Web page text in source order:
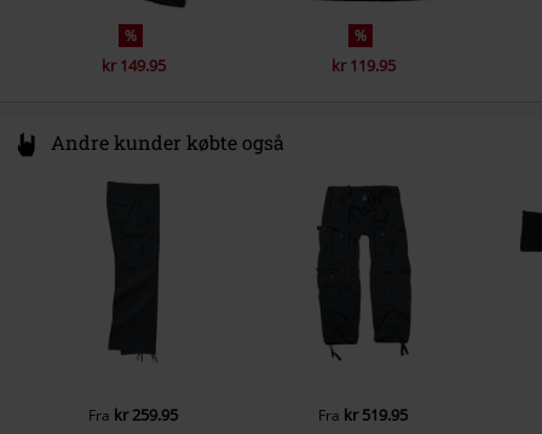
%
kr 149.95
%
kr 119.95
Andre kunder købte også
Fra kr 259.95 Fra kr 519.95